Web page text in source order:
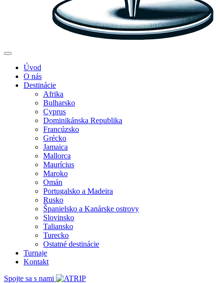
Úvod
O nás
Destinácie
Afrika
Bulharsko
Cyprus
Dominikánska Republika
Francúzsko
Grécko
Jamaica
Mallorca
Maurícius
Maroko
Omán
Portugalsko a Madeira
Rusko
Španielsko a Kanárske ostrovy
Slovinsko
Taliansko
Turecko
Ostatné destinácie
Turnaje
Kontakt
Spojte sa s nami